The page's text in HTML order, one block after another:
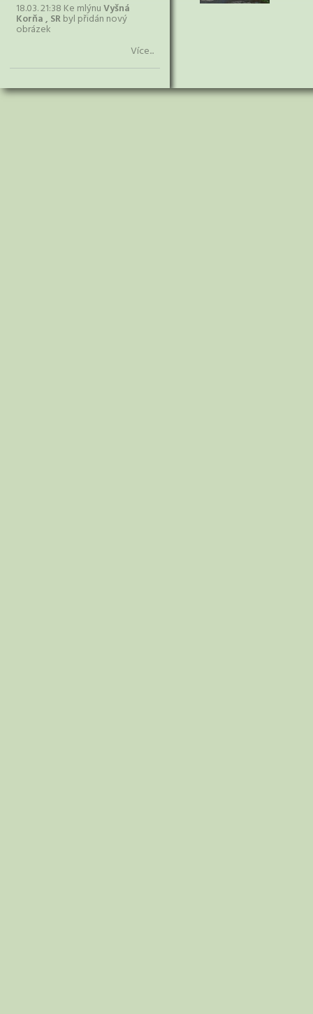
18.03. 21:38 Ke mlýnuVyšná
Korňa , SRbyl přidán nový
obrázek
Více...